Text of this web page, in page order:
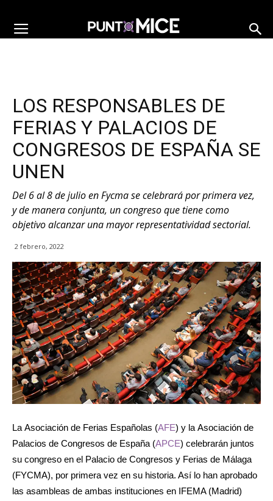
LOS RESPONSABLES DE
FERIAS Y PALACIOS DE
CONGRESOS DE ESPAÑA SE
UNEN
Del 6 al 8 de julio en Fycma se celebrará por primera vez,
y de manera conjunta, un congreso que tiene como
objetivo alcanzar una mayor representatividad sectorial.
2 febrero, 2022
La Asociación de Ferias Españolas (AFE) y la Asociación de
Palacios de Congresos de España (APCE) celebrarán juntos
su congreso en el Palacio de Congresos y Ferias de Málaga
(FYCMA), por primera vez en su historia. Así lo han aprobado
las asambleas de ambas instituciones en IFEMA (Madrid)